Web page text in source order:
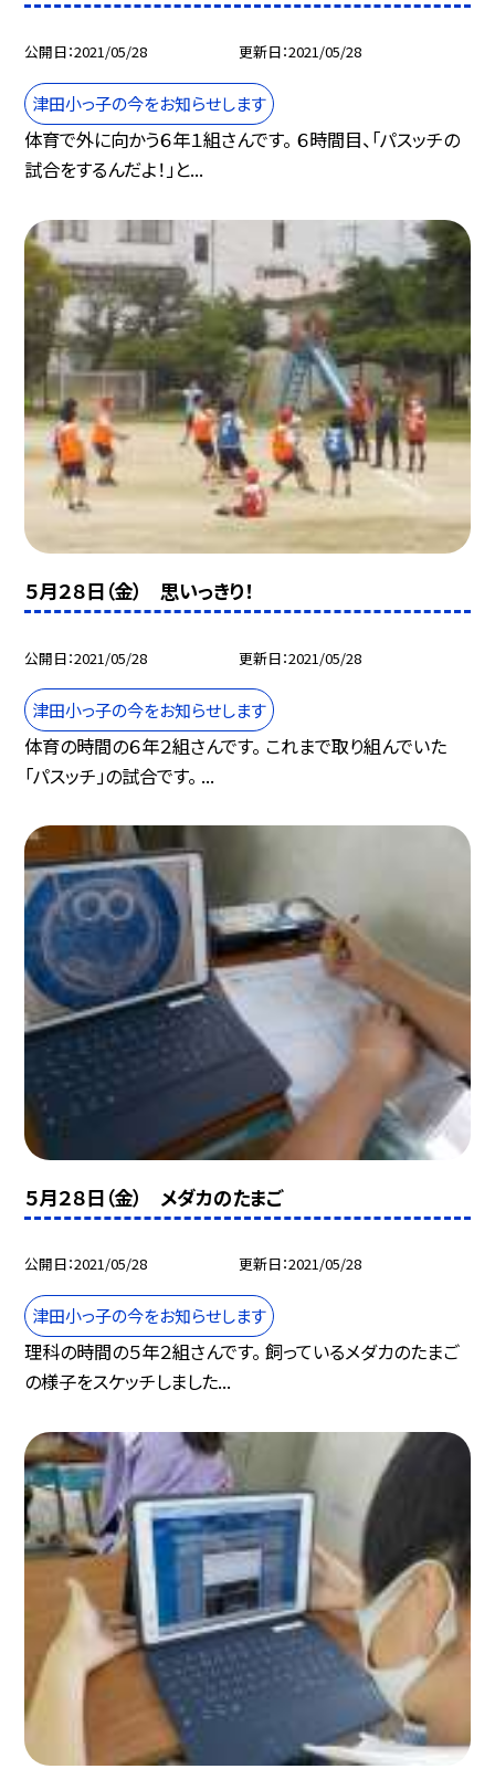
公開日 2021/05/28 更新日 2021/05/28
津田小っ子の今をお知らせします
体育で外に向かう６年１組さんです。 ６時間目、「パスッチの
試合をするんだよ！」と...
５月２８日（金） 思いっきり！
公開日 2021/05/28 更新日 2021/05/28
津田小っ子の今をお知らせします
体育の時間の６年２組さんです。 これまで取り組んでいた
「パスッチ」の試合です。 ...
５月２８日（金） メダカのたまご
公開日 2021/05/28 更新日 2021/05/28
津田小っ子の今をお知らせします
理科の時間の５年２組さんです。 飼っているメダカのたまご
の様子をスケッチしました...